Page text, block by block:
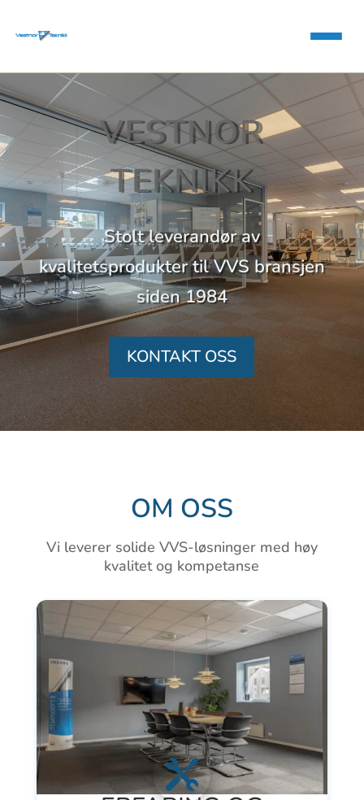
VESTNOR
TEKNIKK
Stolt leverandør av
kvalitetsprodukter til VVS bransjen
siden 1984
KONTAKT OSS
OM OSS
Vi leverer solide VVS-løsninger med høy
kvalitet og kompetanse
